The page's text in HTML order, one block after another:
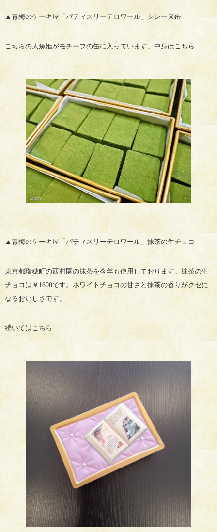
▲青梅のケーキ屋「パティスリーテロワール」シレーヌ缶
こちらの人魚姫がモチーフの缶に入っています。中身はこちら
▲青梅のケーキ屋「パティスリーテロワール」抹茶の生チョコ
東京都瑞穂町の西村園の抹茶を今年も使用しております。抹茶の生
チョコは￥1600です。ホワイトチョコの甘さと抹茶の香りがクセに
なるおいしさです。
続いてはこちら